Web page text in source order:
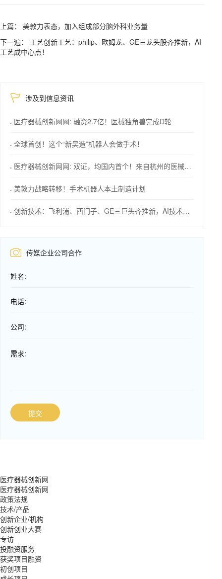
上篇： 美敦力表态，加入组成部分脑外科业务量
下一遍： 工艺创新工艺：philip、欧姆龙、GE三龙头股齐推新，AI
工艺成中心点！
涉及到信息资讯
医疗器械创新网网: 融资2.7亿！医械独角兽完成D轮
全球首创！这个“新吴造”机器人会做手术！
医疗器械创新网网: 双证，均国内首个！来自杭州的医械创新力量
美敦力战略转移！手术机器人本土制造计划
创新技术：飞利浦、西门子、GE三巨头齐推新，AI技术成焦点！
传媒企业公司合作
姓名:
电话:
公司:
需求:
提交
医疗器械创新网
医疗器械创新网
政策法规
技术/产品
创新企业/机构
创新创业大赛
专访
投融资服务
获奖项目融资
初创项目